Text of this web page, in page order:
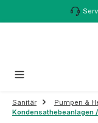
Zum Hauptinhalt
Sanitär
Pumpen &
Kondensathebeanlagen